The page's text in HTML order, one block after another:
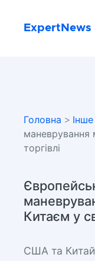
ExpertNews
Головна > Інше
маневрування
торгівлі
Китаєм у
США та Китай